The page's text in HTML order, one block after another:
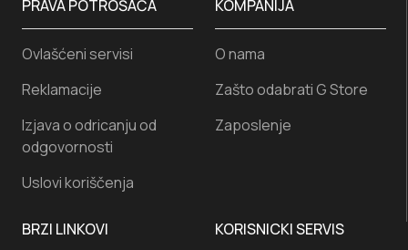
KORISNICKI SERVIS
PRAVA POTROŠAČA
Ovlašćeni servisi
Reklamacije
Izjava o odricanju od
odgovornosti
Uslovi koriščenja
KOMPANIJA
O nama
Zašto odabrati G Store
Zaposlenje
BRZI LINKOVI